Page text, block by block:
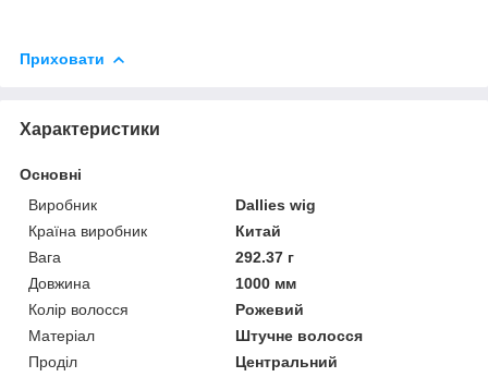
Приховати
Характеристики
Основні
Виробник
Dallies wig
Країна виробник
Китай
Вага
292.37 г
Довжина
1000 мм
Колір волосся
Рожевий
Матеріал
Штучне волосся
Проділ
Центральний